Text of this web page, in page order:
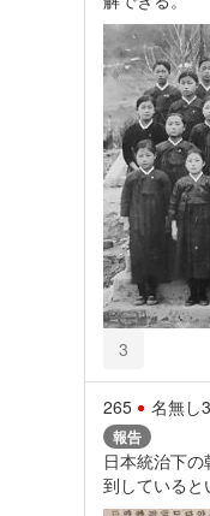
3
265 名無し
報告
日本統治下
到していると